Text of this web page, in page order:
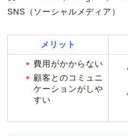
SNS（ソーシャルメディア）
メリット
費用がかからない
顧客とのコミュニ
ケーションがしや
すい